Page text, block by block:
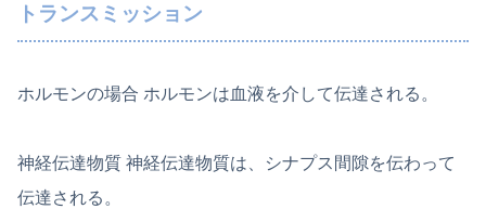
トランスミッション
ホルモンの場合 ホルモンは血液を介して伝達される。
神経伝達物質 神経伝達物質は、シナプス間隙を伝わって
伝達される。